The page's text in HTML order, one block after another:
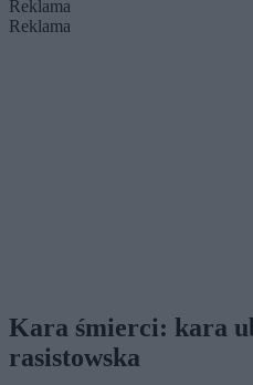
Reklama
Reklama
Kara śmierci: kara
rasistowska